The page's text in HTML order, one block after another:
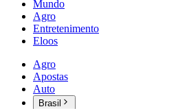
Mundo
Agro
Entretenimento
Eloos
Agro
Apostas
Auto
Brasil